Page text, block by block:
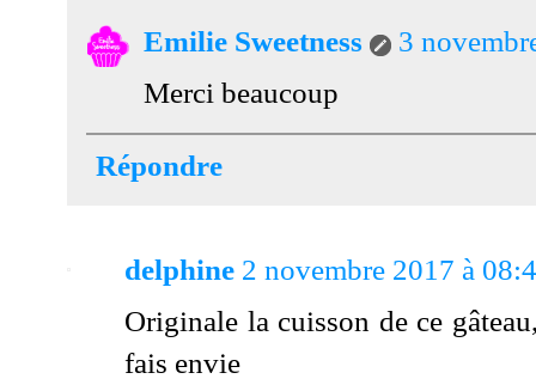
Emilie Sweetness
3
Merci beaucoup
Répondre
delphine 2 novembre 2017 à
Originale la cuisson de ce
fais envie